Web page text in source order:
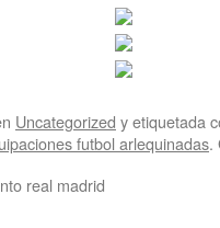
Uncategorized y etiquetada
futbol arlequinadas.
real madrid